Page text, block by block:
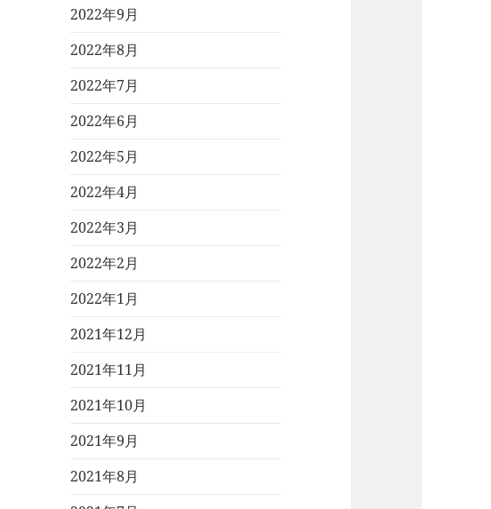
2022年9月
2022年8月
2022年7月
2022年6月
2022年5月
2022年4月
2022年3月
2022年2月
2022年1月
2021年12月
2021年11月
2021年10月
2021年9月
2021年8月